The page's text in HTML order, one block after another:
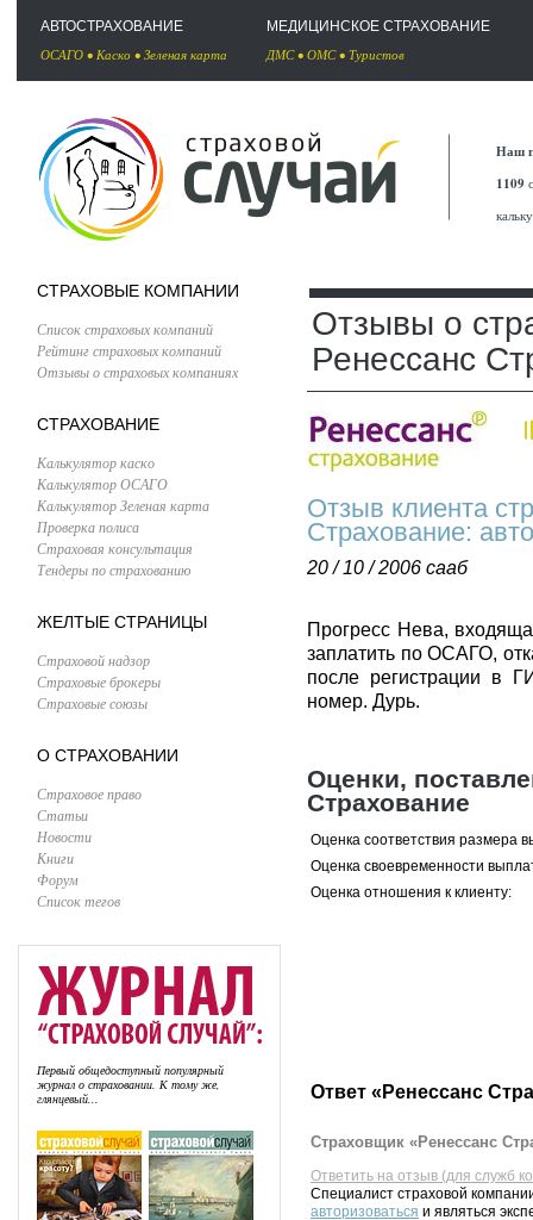
АВТОСТРАХОВАНИЕ
ОСАГО • Каско • Зеленая карта
МЕДИЦИНСКОЕ СТРАХОВАНИЕ
ДМС• ОМС• Туристов
Наш
1109
СТРАХОВЫЕ КОМПАНИИ
Список страховых компаний
Рейтинг страховых компаний
Отзывы о страховых компаниях
СТРАХОВАНИЕ
Калькулятор каско
Калькулятор ОСАГО
Калькулятор Зеленая карта
Проверка полиса
Страховая консультация
Тендеры по страхованию
ЖЕЛТЫЕ СТРАНИЦЫ
Страховой надзор
Страховые брокеры
Страховые союзы
О СТРАХОВАНИИ
Страховое право
Статьи
Новости
Книги
Форум
Список тегов
Первый общедоступный популярный
журнал о страховании. К тому же,
глянцевый...
Отзывы о
Ренессанс
Отзыв клиента
Страхование: авто
20 / 10 / 2006 сааб
Прогресс Нева,
заплатить по ОСАГО,
после регистрации в
номер. Дурь.
Оценки,
Страхование
Оценка соответствия размера
Оценка своевременности
Оценка отношения к клиенту:
Ответ «Ренессанс
Страховщик «Ренессанс
Ответить на отзыв (для служб
Специалист страховой
авторизоваться и являться